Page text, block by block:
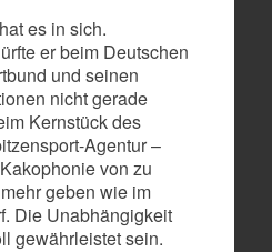
es in sich.
er beim Deutschen
und seinen
nicht gerade
Kernstück des
Agentur –
von zu
geben wie im
Die Unabhängigkeit
gewährleistet sein.